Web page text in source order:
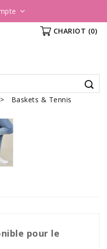
CHARIOT (0)
Baskets & Tennis
pour le